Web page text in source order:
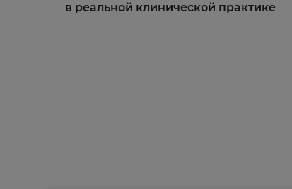
в реальной клинической практике